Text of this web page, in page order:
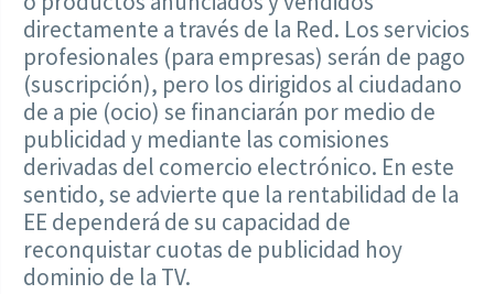
directamente a través de la Red. Los servicios
profesionales (para empresas) serán de pago
(suscripción), pero los dirigidos al ciudadano
de a pie (ocio) se financiarán por medio de
publicidad y mediante las comisiones
derivadas del comercio electrónico. En este
sentido, se advierte que la rentabilidad de la
EE dependerá de su capacidad de
reconquistar cuotas de publicidad hoy
dominio de la TV.